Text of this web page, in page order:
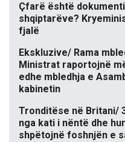
Çfarë është
shqiptarëve?
fjalë
Ekskluzive/ Rama
Ministrat raportojnë
edhe mbledhja e
kabinetin
Tronditëse në Britani/
nga kati i nëntë dhe
shpëtojnë foshnjën e